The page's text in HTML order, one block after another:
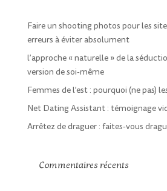
Faire un shooting photos pour les
erreurs à éviter absolument
l’approche « naturelle » de la
version de soi-même
Femmes de l’est : pourquoi (ne pas)
Net Dating Assistant : témoignage
Arrêtez de draguer : faites-vous
Commentaires récents